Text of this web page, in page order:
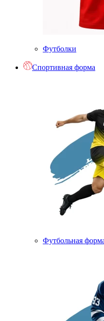
Футболки
Спортивная форма
Футбольная